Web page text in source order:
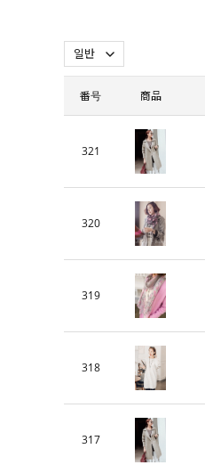
番号 商品
321
320
319
318
317